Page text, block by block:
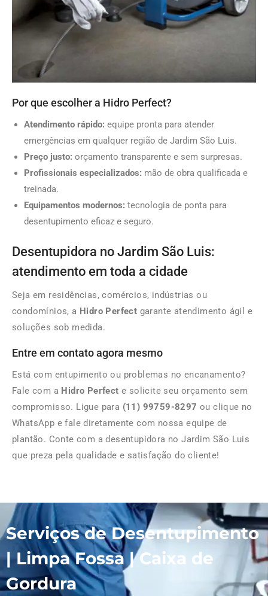
Por que escolher a Hidro Perfect?
Atendimento rápido: equipe pronta para atender
emergências em qualquer região de Jardim São Luis.
Preço justo: orçamento transparente e sem surpresas.
Profissionais especializados: mão de obra qualificada e
treinada.
Equipamentos modernos: tecnologia de ponta para
desentupimento eficaz e seguro.
Desentupidora no Jardim São Luis:
atendimento em toda a cidade
Seja em residências, comércios, indústrias ou
condomínios, a Hidro Perfect garante atendimento ágil e
soluções sob medida.
Entre em contato agora mesmo
Está com entupimento ou problemas no encanamento?
Fale com a Hidro Perfect e solicite seu orçamento sem
compromisso. Ligue para (11) 99759-8297 ou clique no
WhatsApp e fale diretamente com nossa equipe de
plantão. Conte com a desentupidora no Jardim São Luis
que preza pela qualidade e satisfação do cliente!
Serviços de Desentupimento
| Limpa Fossa | Caixa de
Gordura